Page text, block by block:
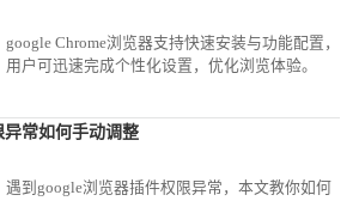
google Chrome浏览器支持快速安装与功能配置，
用户可迅速完成个性化设置，优化浏览体验。
异常如何手动调整
遇到google浏览器插件权限异常，本文教你如何